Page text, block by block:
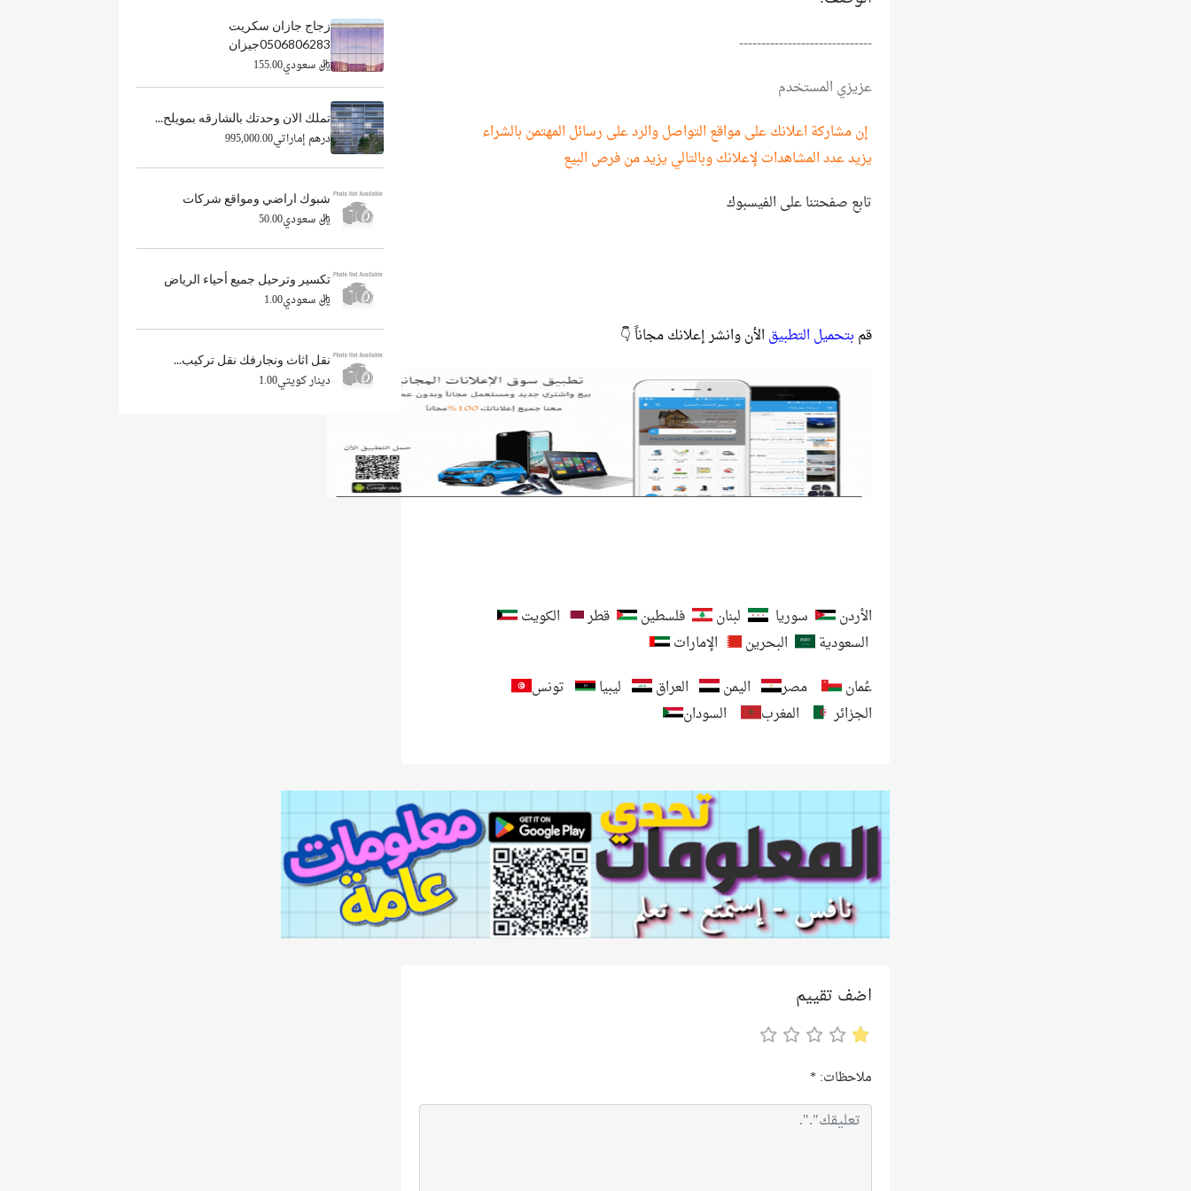
------------------------------
عزيزي المستخدم
إن مشاركة اعلانك على مواقع التواصل والرد على رسائل المهتمن بالشراء
يزيد عدد المشاهدات لإعلانك وبالتالي يزيد من فرص البيع
تابع صفحتنا على الفيسبوك
قم بتحميل التطبيق الأن وانشر إعلانك مجاناً 👇
الأردن سوريا لبنان فلسطين قطر
الكويت
السعودية
البحرين
الإمارات
عُمان
مصر اليمن العراق ليبيا
تونس
الجزائر
المغرب السودان
اضف تقييم
ملاحظات:*
زجاج جازان سكريت
0506806283جيزان
ريال سعودي155.00
تملك الان وحدتك بالشارقه بمويلح...
درهم إماراتي995,000.00
شبوك اراضي ومواقع شركات
ريال سعودي50.00
تكسير وترحيل جميع أحياء الرياض
ريال سعودي1.00
نقل اثاث ونجارفك نقل تركيب...
دينار كويتي1.00